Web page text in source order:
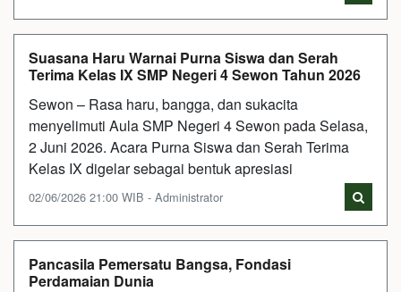
Suasana Haru Warnai Purna Siswa dan Serah
Terima Kelas IX SMP Negeri 4 Sewon Tahun 2026
Sewon – Rasa haru, bangga, dan sukacita
menyelimuti Aula SMP Negeri 4 Sewon pada Selasa,
2 Juni 2026. Acara Purna Siswa dan Serah Terima
Kelas IX digelar sebagai bentuk apresiasi
02/06/2026 21:00 WIB - Administrator
Pancasila Pemersatu Bangsa, Fondasi
Perdamaian Dunia